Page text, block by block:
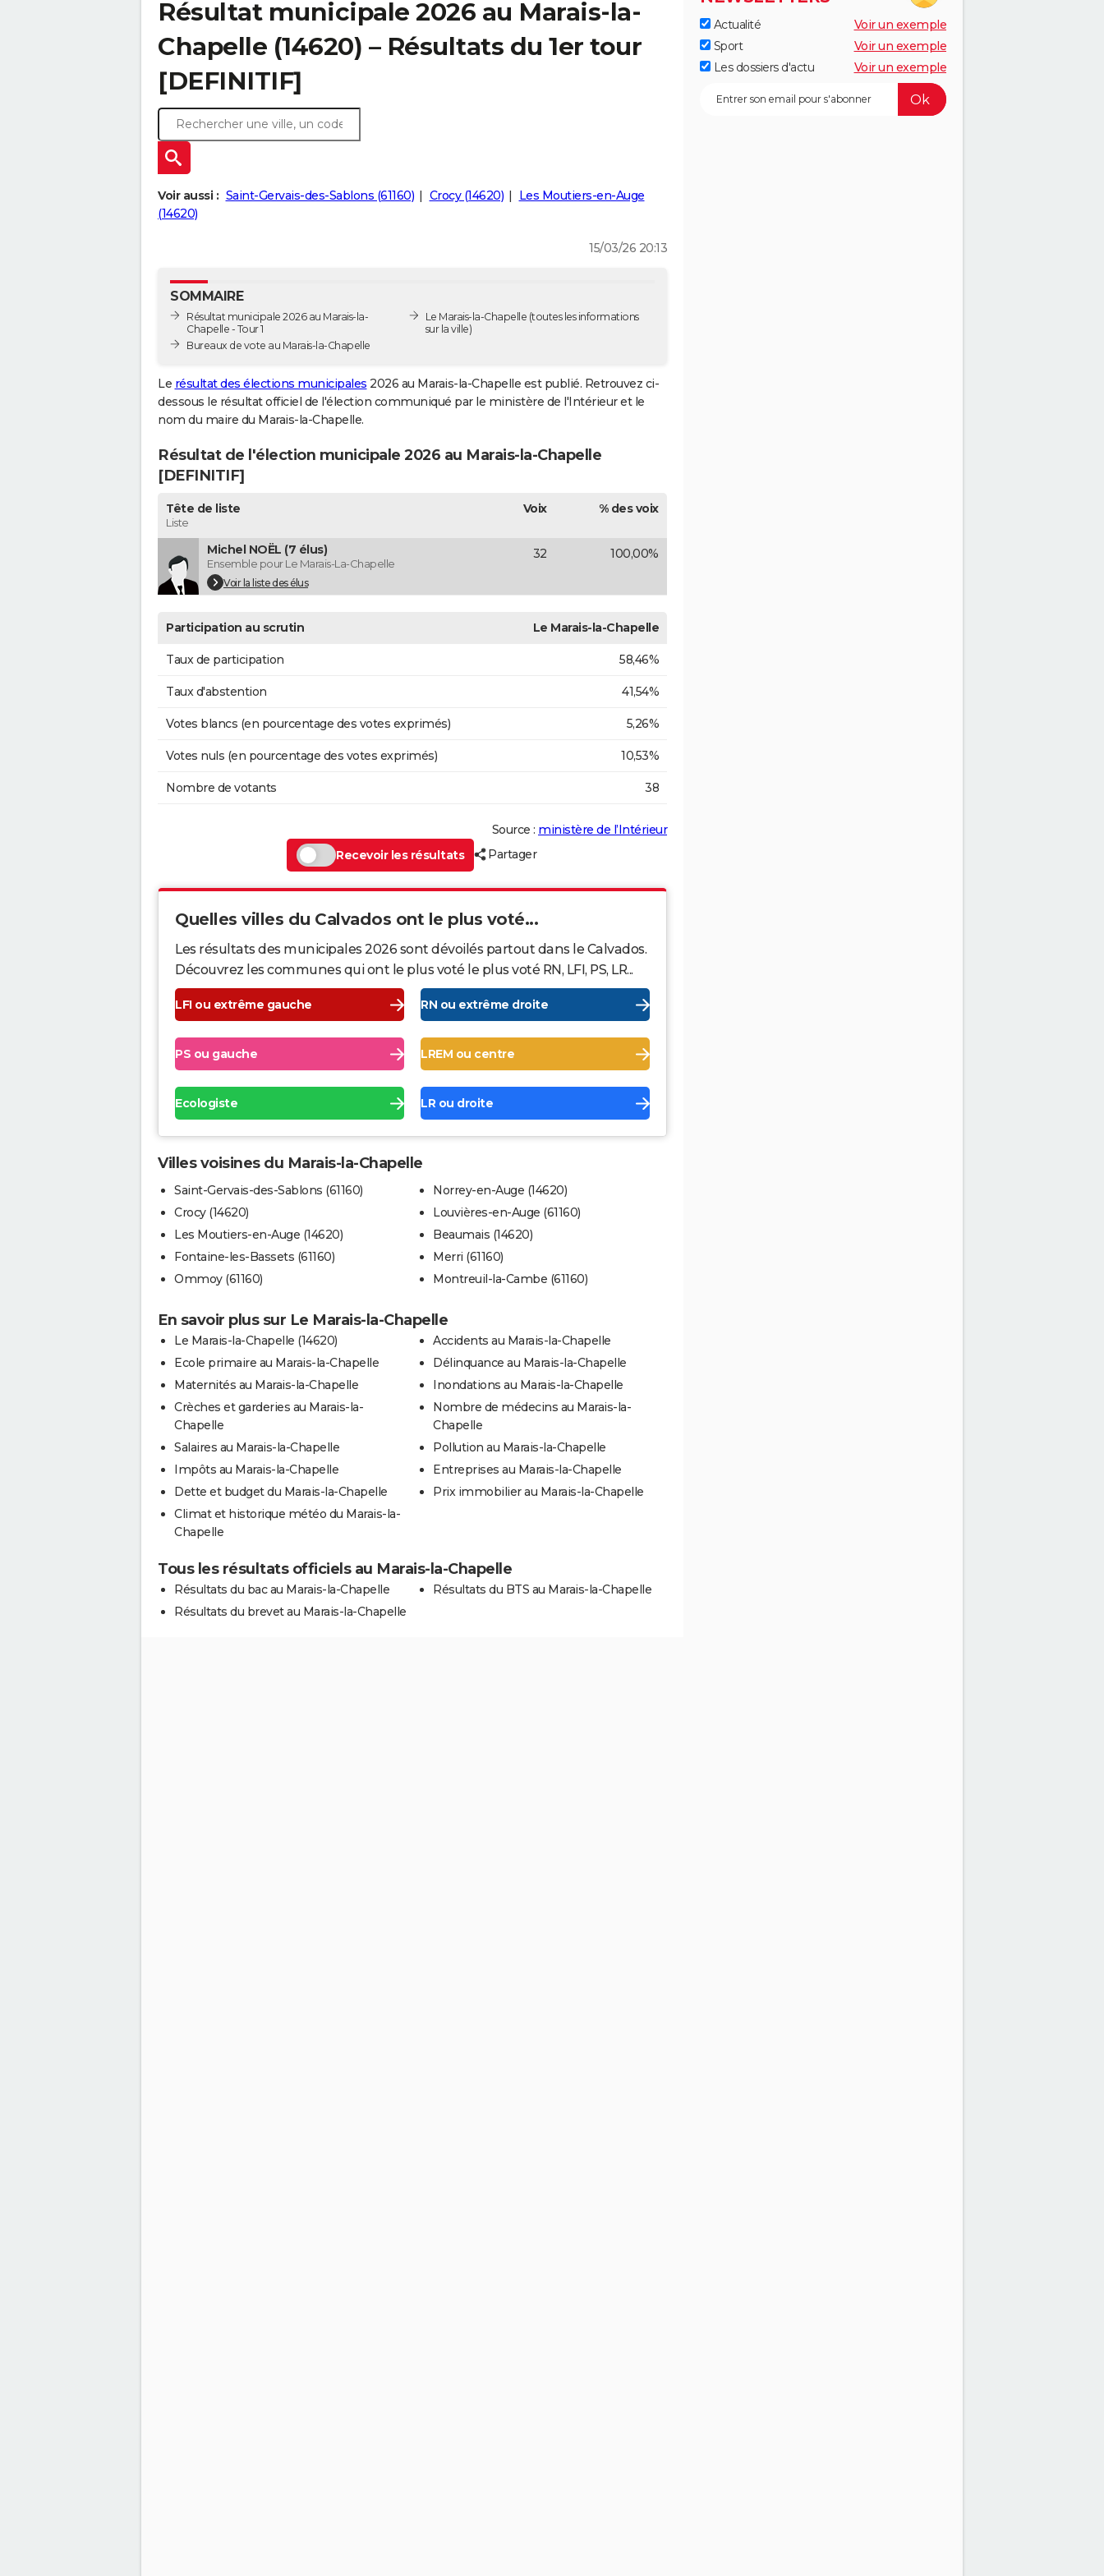
Résultat municipale 2026 au Marais-la-
Chapelle (14620) – Résultats du 1er tour
[DEFINITIF]
Voir aussi : Saint-Gervais-des-Sablons (61160) Crocy (14620)
Les Moutiers-en-Auge
(14620)
15/03/26 20:13
SOMMAIRE
Résultat municipale 2026 au Marais-la-
Chapelle - Tour 1
Bureaux de vote au Marais-la-Chapelle
Le Marais-la-Chapelle (toutes les informations
sur la ville)
Le résultat des élections municipales 2026 au Marais-la-Chapelle est publié. Retrouvez ci-
dessous le résultat officiel de l'élection communiqué par le ministère de l'Intérieur et le
nom du maire du Marais-la-Chapelle.
Résultat de l'élection municipale 2026 au Marais-la-Chapelle
[DEFINITIF]
Tête de liste
Liste
Voix % des voix
Michel NOËL (7 élus)
Ensemble pour Le Marais-La-Chapelle
Voir la liste des élus
32 100,00%
Participation au scrutin Le Marais-la-Chapelle
Taux de participation 58,46%
Taux d'abstention 41,54%
Votes blancs (en pourcentage des votes exprimés) 5,26%
Votes nuls (en pourcentage des votes exprimés) 10,53%
Nombre de votants 38
Source : ministère de l’Intérieur
Recevoir les résultats
Partager
Quelles villes du Calvados ont le plus voté...
Les résultats des municipales 2026 sont dévoilés partout dans le Calvados.
Découvrez les communes qui ont le plus voté le plus voté RN, LFI, PS, LR...
LFI ou extrême gauche RN ou extrême droite
PS ou gauche LREM ou centre
Ecologiste LR ou droite
Villes voisines du Marais-la-Chapelle
Saint-Gervais-des-Sablons (61160)
Crocy (14620)
Les Moutiers-en-Auge (14620)
Fontaine-les-Bassets (61160)
Ommoy (61160)
Norrey-en-Auge (14620)
Louvières-en-Auge (61160)
Beaumais (14620)
Merri (61160)
Montreuil-la-Cambe (61160)
En savoir plus sur Le Marais-la-Chapelle
Le Marais-la-Chapelle (14620)
Ecole primaire au Marais-la-Chapelle
Maternités au Marais-la-Chapelle
Crèches et garderies au Marais-la-
Chapelle
Salaires au Marais-la-Chapelle
Impôts au Marais-la-Chapelle
Dette et budget du Marais-la-Chapelle
Climat et historique météo du Marais-la-
Chapelle
Accidents au Marais-la-Chapelle
Délinquance au Marais-la-Chapelle
Inondations au Marais-la-Chapelle
Nombre de médecins au Marais-la-
Chapelle
Pollution au Marais-la-Chapelle
Entreprises au Marais-la-Chapelle
Prix immobilier au Marais-la-Chapelle
Tous les résultats officiels au Marais-la-Chapelle
Résultats du bac au Marais-la-Chapelle
Résultats du brevet au Marais-la-Chapelle
Résultats du BTS au Marais-la-Chapelle
Actualité
Voir un exemple
Sport
Voir un exemple
Les dossiers d'actu
Voir un exemple